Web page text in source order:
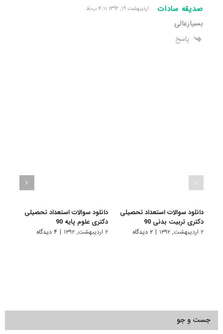
صدیقه سادات اردیبهشت ۱۹, ۱۳۹۲ ۴:۱۱ ب٫ظ
بسیارعالی
پاسخ
دانلود سوالات استعداد تحصیلی
دکتری تربیت بدنی 90
۲ اردیبهشت, ۱۳۹۲ | ۲ دیدگاه
دانلود سوالات استعداد تحصیلی
دکتری علوم پایه 90
۲ اردیبهشت, ۱۳۹۲ | ۴ دیدگاه
جست و جو